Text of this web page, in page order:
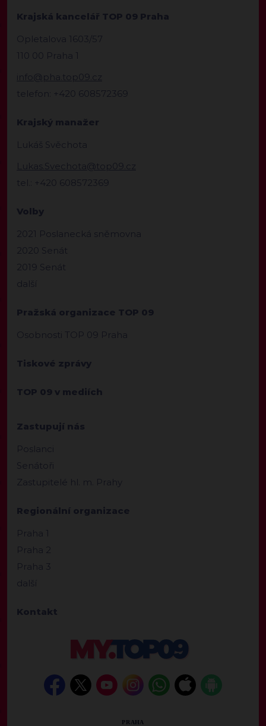
Krajská kancelář TOP 09 Praha
Opletalova 1603/57
110 00 Praha 1
info@pha.top09.cz
telefon: +420 608572369
Krajský manažer
Lukáš Svěchota
Lukas.Svechota@top09.cz
tel.: +420 608572369
Volby
2021 Poslanecká sněmovna
2020 Senát
2019 Senát
další
Pražská organizace TOP 09
Osobnosti TOP 09 Praha
Tiskové zprávy
TOP 09 v mediích
Zastupují nás
Poslanci
Senátoři
Zastupitelé hl. m. Prahy
Regionální organizace
Praha 1
Praha 2
Praha 3
další
Kontakt